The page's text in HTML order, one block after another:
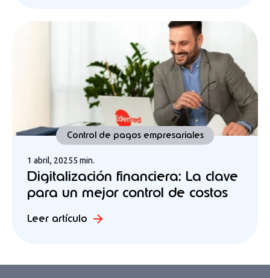
Control de pagos empresariales
1 abril, 20255 min.
Digitalización financiera: La clave
para un mejor control de costos
Leer artículo